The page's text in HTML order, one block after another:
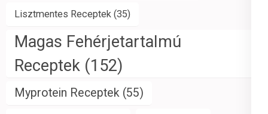
Lisztmentes Receptek (35)
Magas Fehérjetartalmú
Receptek (152)
Myprotein Receptek (55)